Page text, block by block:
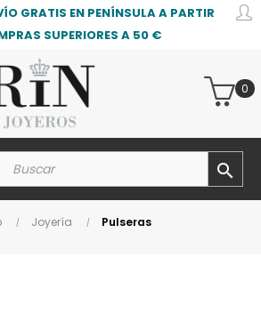
GRATIS EN PENÍNSULA A PARTIR
SUPERIORES A 50 €
search
0
Joyería Pulseras